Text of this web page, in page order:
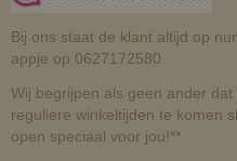
Bij ons staat de klant altijd op
appje op 0627172580
Wij begrijpen als geen ander
reguliere winkeltijden te komen
open speciaal voor jou!**